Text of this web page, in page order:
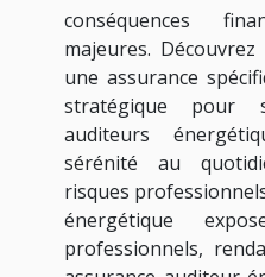
conséquences
majeures.
une assurance
stratégique pour
auditeurs
sérénité au
risques
énergétique
professionnels,